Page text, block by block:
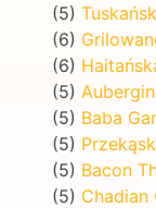
(5)
(6)
(6)
(5)
(5) Baba
(5)
(5) Bacon
(5) Chadian